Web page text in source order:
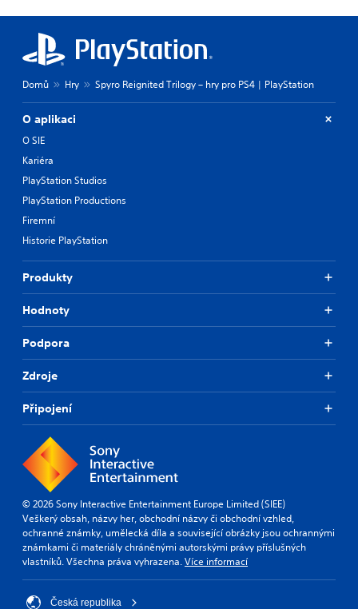
Domů Hry Spyro Reignited Trilogy – hry pro PS4 | PlayStation
O aplikaci
O SIE
Kariéra
PlayStation Studios
PlayStation Productions
Firemní
Historie PlayStation
Produkty
Hodnoty
Podpora
Zdroje
Připojení
© 2026 Sony Interactive Entertainment Europe Limited (SIEE)
Veškerý obsah, názvy her, obchodní názvy či obchodní vzhled,
ochranné známky, umělecká díla a související obrázky jsou ochrannými
známkami či materiály chráněnými autorskými právy příslušných
vlastníků. Všechna práva vyhrazena.Více informací
Česká republika